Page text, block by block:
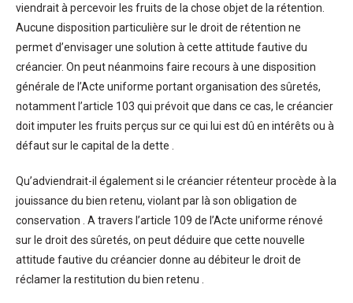
viendrait à percevoir les fruits de la chose objet de la rétention.
Aucune disposition particulière sur le droit de rétention ne
permet d’envisager une solution à cette attitude fautive du
créancier. On peut néanmoins faire recours à une disposition
générale de l’Acte uniforme portant organisation des sûretés,
notamment l’article 103 qui prévoit que dans ce cas, le créancier
doit imputer les fruits perçus sur ce qui lui est dû en intérêts ou à
défaut sur le capital de la dette .
Qu’adviendrait-il également si le créancier rétenteur procède à la
jouissance du bien retenu, violant par là son obligation de
conservation . A travers l’article 109 de l’Acte uniforme rénové
sur le droit des sûretés, on peut déduire que cette nouvelle
attitude fautive du créancier donne au débiteur le droit de
réclamer la restitution du bien retenu .